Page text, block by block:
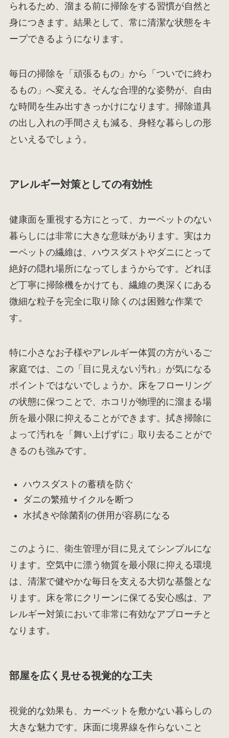
られるため、溜まる前に掃除をする習慣が自然と
身につきます。結果として、常に清潔な状態をキ
ープできるようになります。
毎日の掃除を「頑張るもの」から「ついでに終わ
るもの」へ変える。そんな合理的な姿勢が、自由
な時間を生み出すきっかけになります。掃除道具
の出し入れの手間さえも減る、身軽な暮らしの形
といえるでしょう。
アレルギー対策としての有効性
健康面を重視する方にとって、カーペットのない
暮らしには非常に大きな意味があります。実はカ
ーペットの繊維は、ハウスダストやダニにとって
絶好の隠れ場所になってしまうからです。どれほ
ど丁寧に掃除機をかけても、繊維の奥深くにある
微細な粒子を完全に取り除くのは困難な作業で
す。
特に小さなお子様やアレルギー体質の方がいるご
家庭では、この「目に見えない汚れ」が気になる
ポイントではないでしょうか。床をフローリング
の状態に保つことで、ホコリが物理的に溜まる場
所を最小限に抑えることができます。拭き掃除に
よって汚れを「舞い上げずに」取り去ることがで
きるのも強みです。
ハウスダストの蓄積を防ぐ
ダニの繁殖サイクルを断つ
水拭きや除菌剤の併用が容易になる
このように、衛生管理が目に見えてシンプルにな
ります。空気中に漂う物質を最小限に抑える環境
は、清潔で健やかな毎日を支える大切な基盤とな
ります。床を常にクリーンに保てる安心感は、ア
レルギー対策において非常に有効なアプローチと
なります。
部屋を広く見せる視覚的な工夫
視覚的な効果も、カーペットを敷かない暮らしの
大きな魅力です。床面に境界線を作らないこと